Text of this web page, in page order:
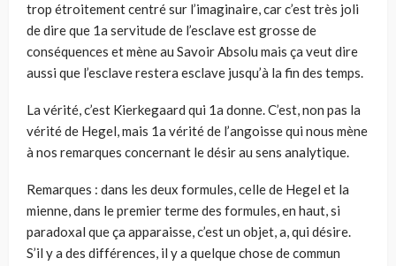
trop étroitement centré sur l’imaginaire, car c’est très joli
de dire que 1a servitude de l’esclave est grosse de
conséquences et mène au Savoir Absolu mais ça veut dire
aussi que l’esclave restera esclave jusqu’à la fin des temps.
La vérité, c’est Kierkegaard qui 1a donne. C’est, non pas la
vérité de Hegel, mais 1a vérité de l’angoisse qui nous mène
à nos remarques concernant le désir au sens analytique.
Remarques : dans les deux formules, celle de Hegel et la
mienne, dans le premier terme des formules, en haut, si
paradoxal que ça apparaisse, c’est un objet, a, qui désire.
S’il y a des différences, il y a quelque chose de commun